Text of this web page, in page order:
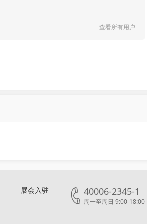
查看所有用户
展会入驻 40006-2345-1
周一至周日 9:00-18:00